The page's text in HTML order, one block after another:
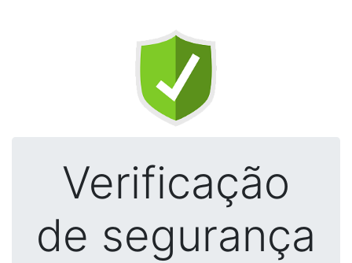
Verificação
de segurança